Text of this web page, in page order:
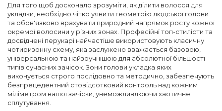
Для того щоб досконало зрозуміти, як ділити волосся для
укладки, необхідно чітко уявити геометрію людської голови
та обов'язково врахувати природний напрямок росту кожної
окремої волосини у різних зонах. Професійні топ-стилісти та
досвідчені перукарі найчастіше використовують класичну
чотиризонну схему, яка заслужено вважається базовою,
універсальною та найзручнішою для абсолютної більшості
типів сучасних зачісок. Зони голови укладка яких
виконується строго послідовно та методично, забезпечують
безпрецедентний стовідсотковий контроль над кожним
міліметром вашої зачіски, унеможливлюючи хаотичне
сплутування.